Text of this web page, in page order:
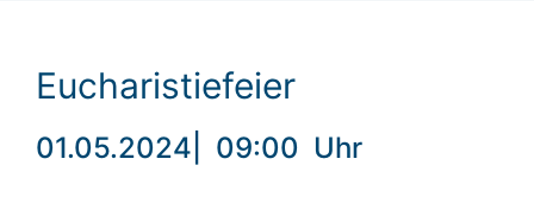
Eucharistiefeier
01.05.2024 09:00 Uhr